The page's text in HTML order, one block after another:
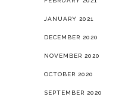
JANUARY 2021
DECEMBER 2020
NOVEMBER 2020
OCTOBER 2020
SEPTEMBER 2020